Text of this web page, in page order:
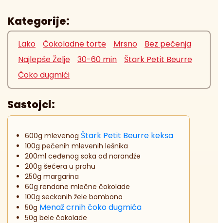
Kategorije:
Lako Čokoladne torte Mrsno
Bez pečenja
Najlepše Želje
30-60 min
Štark Petit Beurre
Čoko dugmići
Sastojci:
600g mlevenog Štark Petit Beurre keksa
100g pečenih mlevenih lešnika
200ml ceđenog soka od narandže
200g šećera u prahu
250g margarina
60g rendane mlečne čokolade
100g seckanih žele bombona
50g Menaž crnih čoko dugmića
50g bele čokolade